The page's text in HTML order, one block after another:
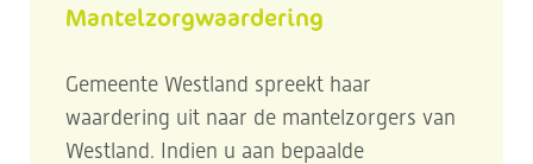
Mantelzorgwaardering
Gemeente Westland spreekt haar
waardering uit naar de mantelzorgers van
Westland. Indien u aan bepaalde